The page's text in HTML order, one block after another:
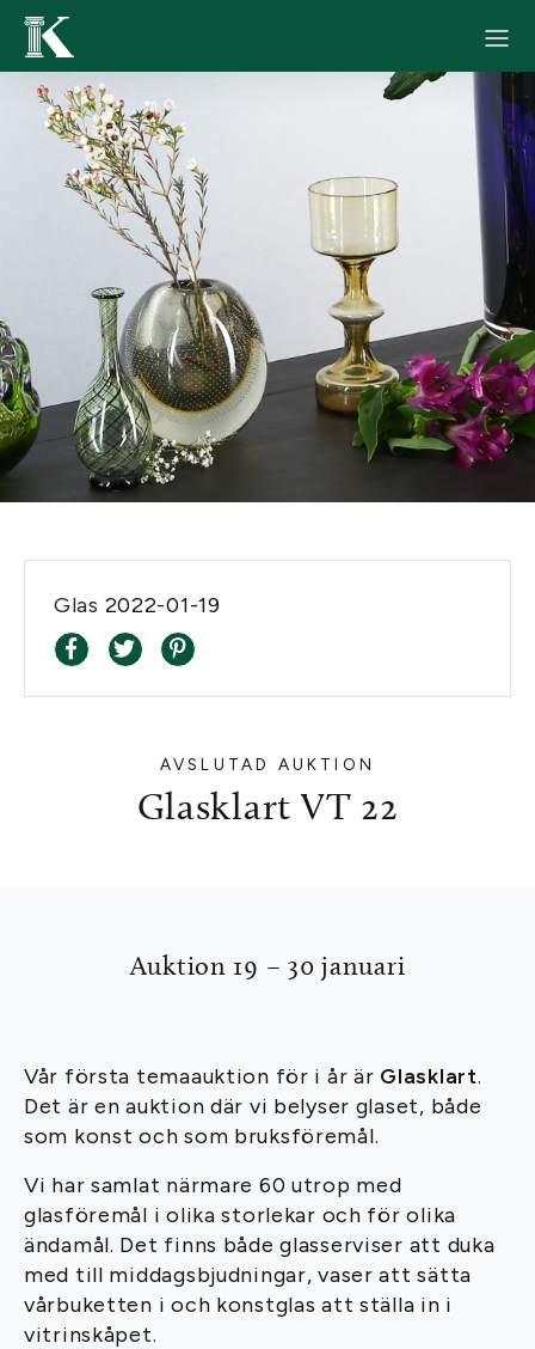
Glas 2022-01-19
AVSLUTAD AUKTION
Glasklart VT 22
Auktion 19 – 30 januari
Vår första temaauktion för i år är Glasklart.
Det är en auktion där vi belyser glaset, både
som konst och som bruksföremål.
Vi har samlat närmare 60 utrop med
glasföremål i olika storlekar och för olika
ändamål. Det finns både glasserviser att duka
med till middagsbjudningar, vaser att sätta
vårbuketten i och konstglas att ställa in i
vitrinskåpet.